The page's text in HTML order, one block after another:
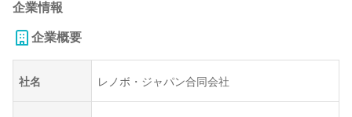
企業情報
企業概要
社名 レノボ・ジャパン合同会社